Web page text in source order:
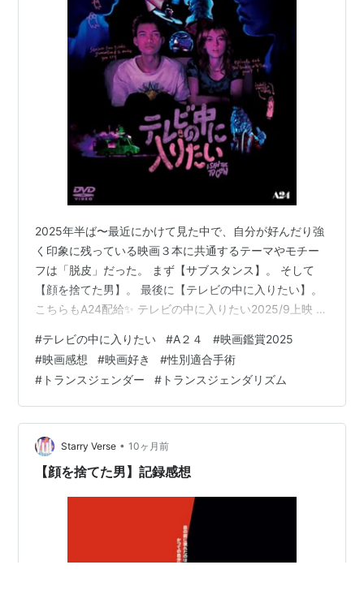
2025年半ば〜最近にかけて見た中で、自分が好んだり強
く印象に残っている映画３本に共通するテーマやモチー
フは「脱皮」だった。 まず【サブスタンス】。 そして
【顔を捨てた男】。 最後に【テレビの中に入りたい】。
こちらもA24配給✨ テレビの中に入りたい2025/9上映 ホ
ト：ジャスティススミス（オーウェン）、ジャックヘブ
ン（マディ） 90年代のアメリカ郊外を舞台に自分のアイ
デンティティにもがく若者たちの切なくも幻想的な“自分
探し”メランコリック・スリラー。毎週土曜日22時半。謎
めいた深夜のテレビ番組「ピンク・オペーク」は生きづ
らい現実世界を忘れ…
#テレビの中に入りたい #A２４ #映画鑑賞2025
#映画感想 #映画好き #性別適合手術
# トランスジェンダー # トランスジェンダリズム
Starry Verse • 10ヶ月前
【顔を捨てた男】記録感想